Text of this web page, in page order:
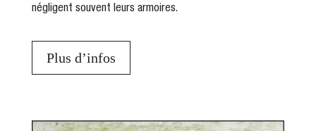
négligent souvent leurs armoires.
Plus d’infos